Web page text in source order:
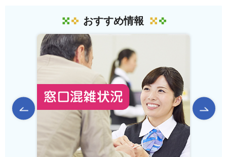
おすすめ情報
前のスライドを表示